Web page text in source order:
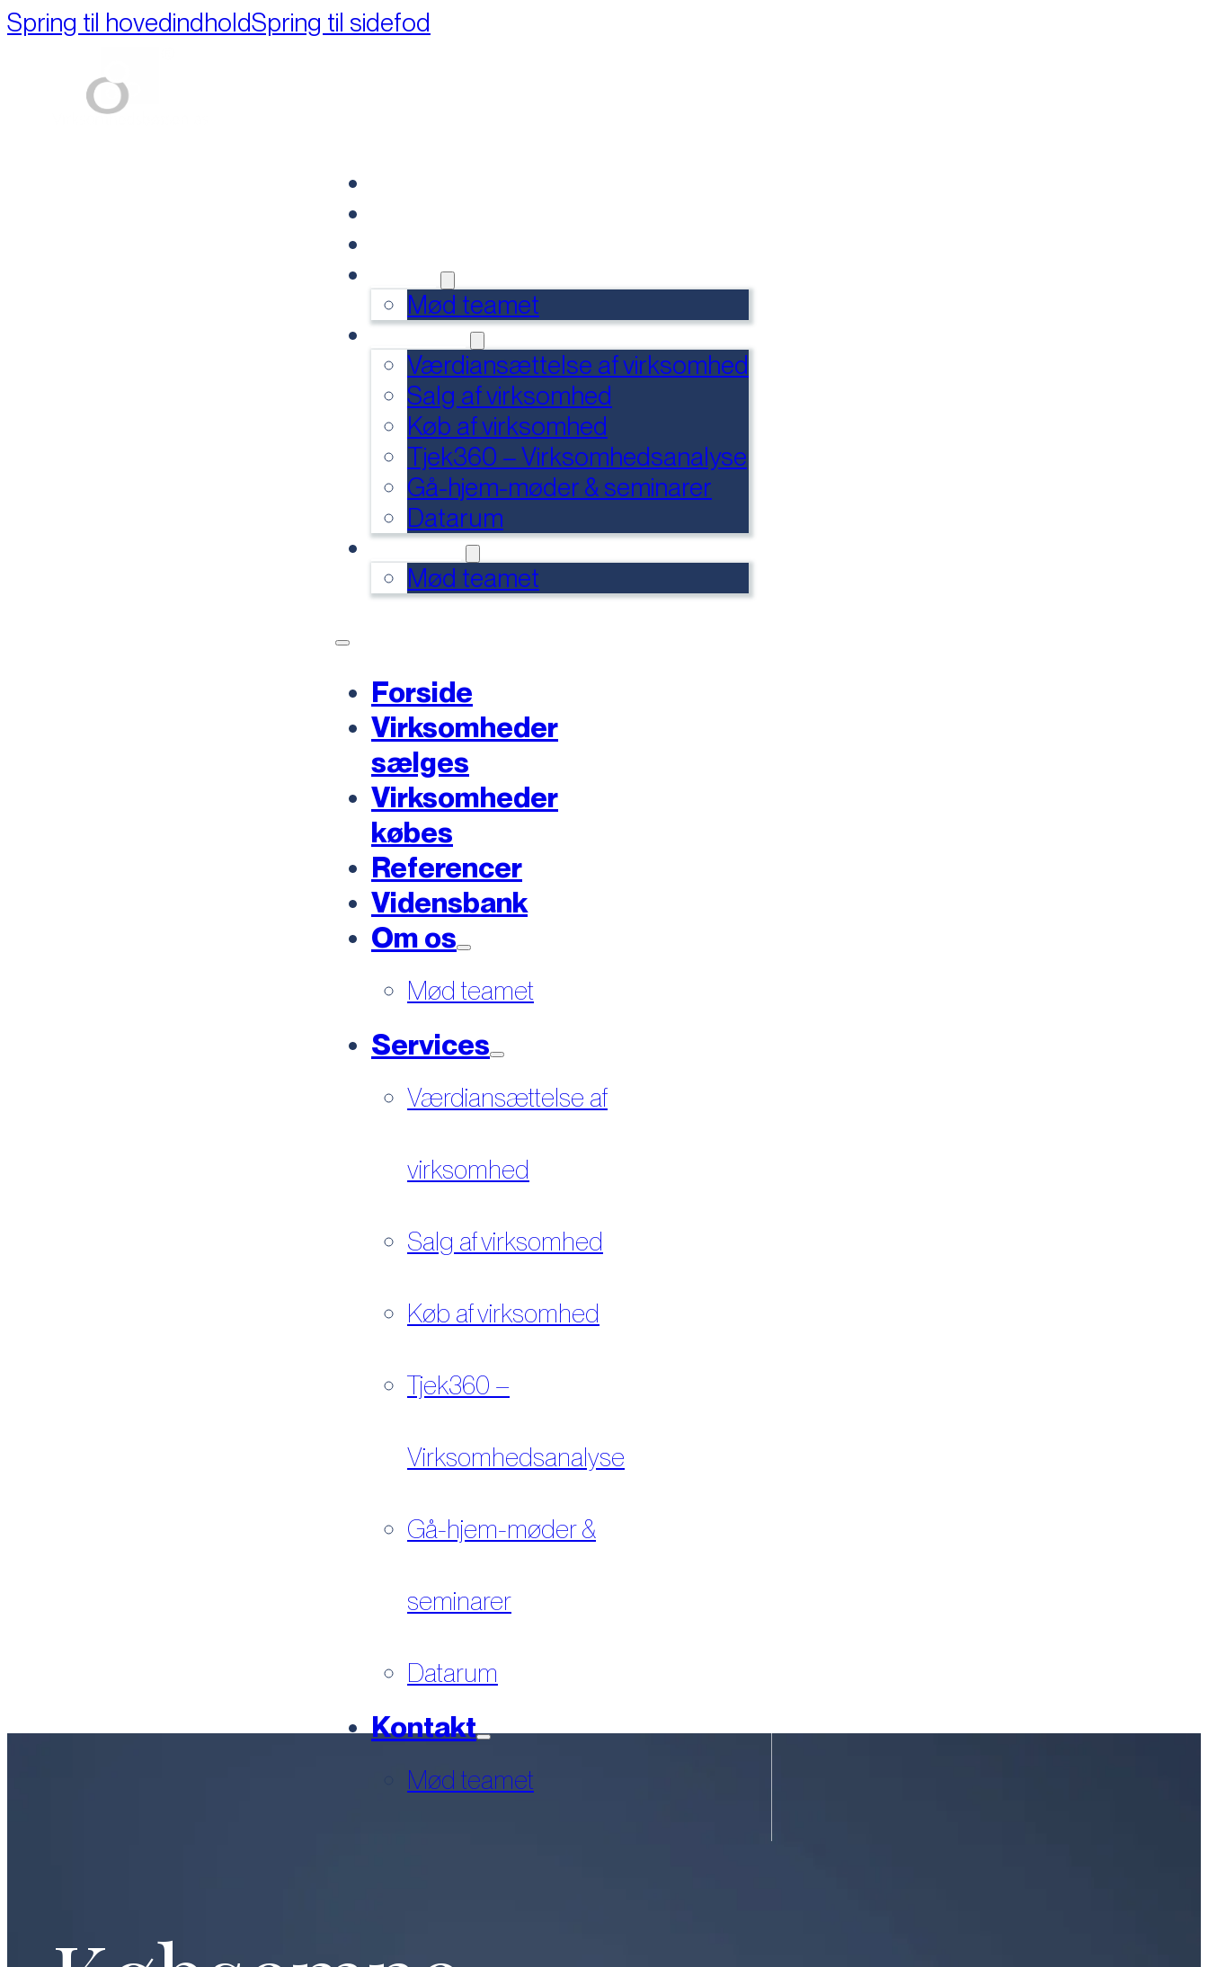
Spring til hovedindholdSpring til sidefod
Mød teamet
Værdiansættelse af virksomhed
Salg af virksomhed
Køb af virksomhed
Tjek360 – Virksomhedsanalyse
Gå-hjem-møder & seminarer
Datarum
Mød teamet
Forside
Virksomheder
sælges
Virksomheder
købes
Referencer
Vidensbank
Om os
Mød teamet
Services
Værdiansættelse af
virksomhed
Salg af virksomhed
Køb af virksomhed
Tjek360 –
Virksomhedsanalyse
Gå-hjem-møder &
seminarer
Datarum
Kontakt
Mød teamet